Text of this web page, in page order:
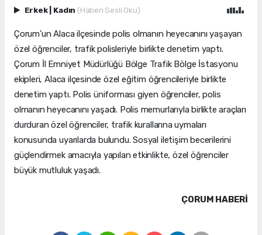
Erkek Kadın (Haberi Sesli Oku)
Çorum’un Alaca ilçesinde polis olmanın heyecanını yaşayan
özel öğrenciler, trafik polisleriyle birlikte denetim yaptı.
Çorum İl Emniyet Müdürlüğü Bölge Trafik Bölge İstasyonu
ekipleri, Alaca ilçesinde özel eğitim öğrencileriyle birlikte
denetim yaptı. Polis üniforması giyen öğrenciler, polis
olmanın heyecanını yaşadı. Polis memurlarıyla birlikte araçları
durduran özel öğrenciler, trafik kurallarına uymaları
konusunda uyarılarda bulundu. Sosyal iletişim becerilerini
güçlendirmek amacıyla yapılan etkinlikte, özel öğrenciler
büyük mutluluk yaşadı.
ÇORUM HABERİ